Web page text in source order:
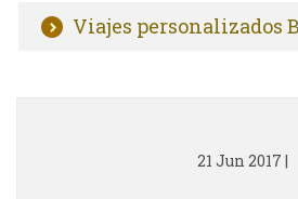
Viajes personalizados
21 Jun 2017 |